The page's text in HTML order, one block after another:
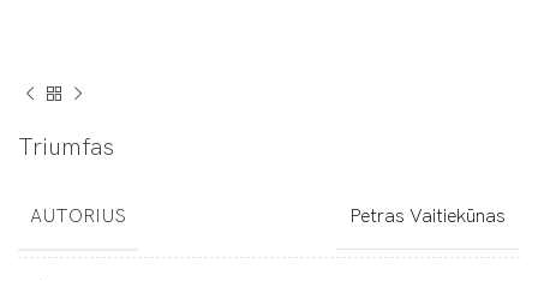
Triumfas
AUTORIUS Petras Vaitiekūnas